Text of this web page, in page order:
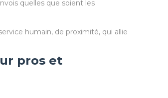
quelles que soient les
humain, de proximité, qui allie
pros et